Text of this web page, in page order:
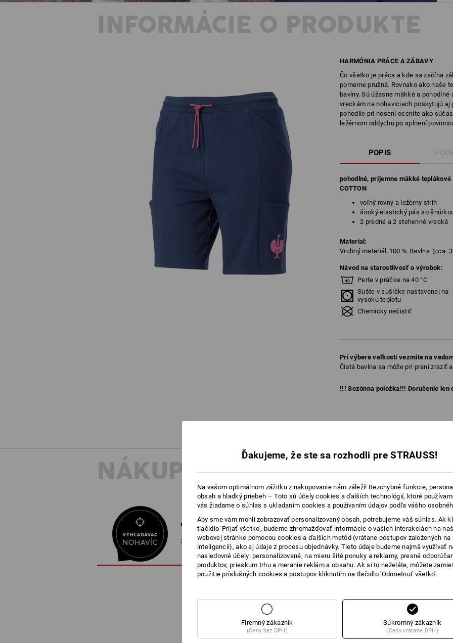
INFORMÁCIE O PRODUKTE
HARMÓNIA PRÁCE A ZÁBAVY
Čo všetko je práca a kde sa začína
pomerne pružná. Rovnako ako naše
bavlny. Sú úžasne mäkké a
vreckám na nohaviciach poskytujú
pohodlie pri nosení oceníte ako
ležérnom oddychu po splnení
POPIS
pohodlné, príjemne mäkké
COTTON
voľný rovný a ležérny strih
široký elastický pás so
2 predné a 2 stehenné vrecká
Material:
Vrchný materiál
100 % Bavlna (cca.
Návod na starostlivosť o výrobok:
Perte v práčke na 40 °C
Sušte v sušičke nastavenej na
vysokú teplotu
Chemicky nečistiť
Pri výbere veľkosti vezmite na
Čistá bavlna sa môže pri praní zraziť
!!! Sezónna položka!!! Doručenie len
NÁKUPNÉ PORADENSTVO
VYHĽADÁVAČ NOHAVÍC
3 kroky k dokonalým nohaviciam
Ďakujeme, že ste sa rozhodli pre STRAUSS!
Na vašom optimálnom zážitku z nakupovanie nám záleží! Bezchybné funkcie,
obsah a hladký priebeh – Toto sú účely cookies a ďalších technológií, ktoré
vás žiadame o súhlas s ukladaním cookies a používaním údajov podľa vášho
Aby sme vám mohli zobrazovať personalizovaný obsah, potrebujeme váš súhlas. Ak
tlačidlo 'Prijať všetko', budeme zhromažďovať informácie o vašich interakciách na
webovej stránke pomocou cookies a ďalších metód (vrátane postupov založených na
inteligencii), ako aj údaje z procesu objednávky. Tieto údaje budeme najmä využívať
nasledovné účely: personalizované, na mieru šité ponuky a reklamy, presné
produktov, prieskum trhu a meranie reklám a obsahu. Ak si to neželáte, môžete
použitie príslušných cookies a postupov kliknutím na tlačidlo 'Odmietnuť všetko'.
Firemný zákazník
(Ceny bez DPH)
Súkromný zákazník
(Ceny vrátane DPH)